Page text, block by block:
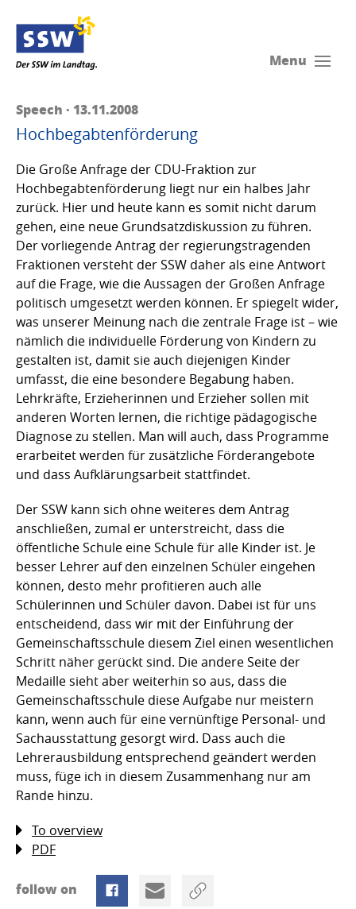
Menu
Speech · 13.11.2008
Hochbegabtenförderung
Die Große Anfrage der CDU-Fraktion zur
Hochbegabtenförderung liegt nur ein halbes Jahr
zurück. Hier und heute kann es somit nicht darum
gehen, eine neue Grundsatzdiskussion zu führen.
Der vorliegende Antrag der regierungstragenden
Fraktionen versteht der SSW daher als eine Antwort
auf die Frage, wie die Aussagen der Großen Anfrage
politisch umgesetzt werden können. Er spiegelt wider,
was unserer Meinung nach die zentrale Frage ist – wie
nämlich die individuelle Förderung von Kindern zu
gestalten ist, damit sie auch diejenigen Kinder
umfasst, die eine besondere Begabung haben.
Lehrkräfte, Erzieherinnen und Erzieher sollen mit
anderen Worten lernen, die richtige pädagogische
Diagnose zu stellen. Man will auch, dass Programme
erarbeitet werden für zusätzliche Förderangebote
und dass Aufklärungsarbeit stattfindet.
Der SSW kann sich ohne weiteres dem Antrag
anschließen, zumal er unterstreicht, dass die
öffentliche Schule eine Schule für alle Kinder ist. Je
besser Lehrer auf den einzelnen Schüler eingehen
können, desto mehr profitieren auch alle
Schülerinnen und Schüler davon. Dabei ist für uns
entscheidend, dass wir mit der Einführung der
Gemeinschaftsschule diesem Ziel einen wesentlichen
Schritt näher gerückt sind. Die andere Seite der
Medaille sieht aber weiterhin so aus, dass die
Gemeinschaftsschule diese Aufgabe nur meistern
kann, wenn auch für eine vernünftige Personal- und
Sachausstattung gesorgt wird. Dass auch die
Lehrerausbildung entsprechend geändert werden
muss, füge ich in diesem Zusammenhang nur am
Rande hinzu.
To overview
PDF
follow on